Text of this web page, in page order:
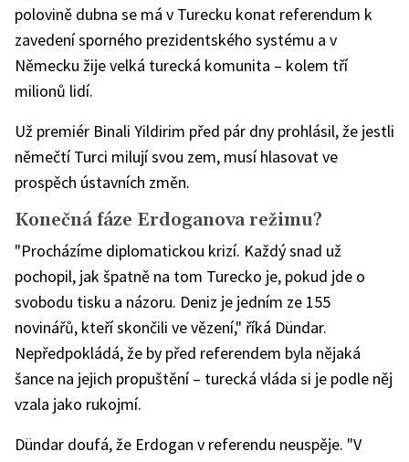
polovině dubna se má v Turecku konat referendum k
zavedení sporného prezidentského systému a v
Německu žije velká turecká komunita – kolem tří
milionů lidí.
Už premiér Binali Yildirim před pár dny prohlásil, že jestli
němečtí Turci milují svou zem, musí hlasovat ve
prospěch ústavních změn.
Konečná fáze Erdoganova režimu?
"Procházíme diplomatickou krizí. Každý snad už
pochopil, jak špatně na tom Turecko je, pokud jde o
svobodu tisku a názoru. Deniz je jedním ze 155
novinářů, kteří skončili ve vězení," říká Dündar.
Nepředpokládá, že by před referendem byla nějaká
šance na jejich propuštění – turecká vláda si je podle něj
vzala jako rukojmí.
Dündar doufá, že Erdogan v referendu neuspěje. "V